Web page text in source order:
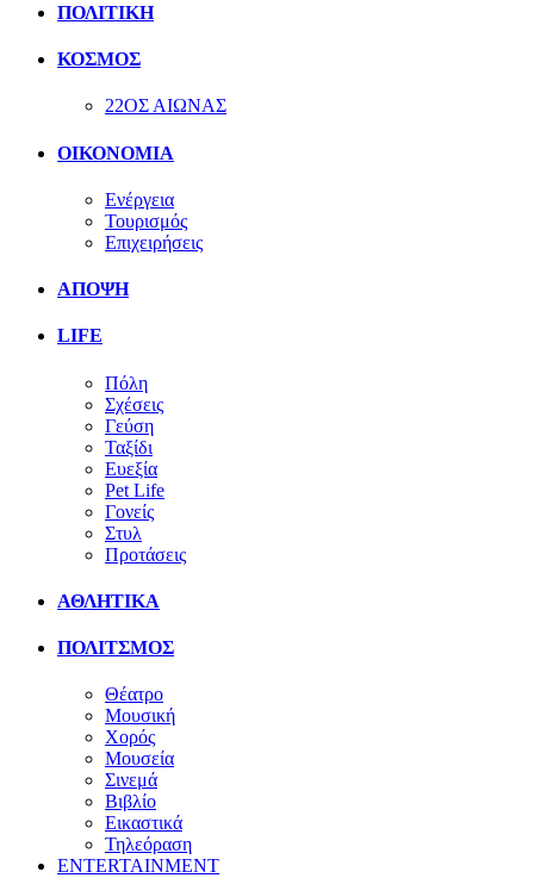
ΠΟΛΙΤΙΚΗ
ΚΟΣΜΟΣ
22ΟΣ ΑΙΩΝΑΣ
ΟΙΚΟΝΟΜΙΑ
Ενέργεια
Τουρισμός
Επιχειρήσεις
ΑΠΟΨΗ
LIFE
Πόλη
Σχέσεις
Γεύση
Ταξίδι
Ευεξία
Pet Life
Γονείς
Στυλ
Προτάσεις
ΑΘΛΗΤΙΚΑ
ΠΟΛΙΤΣΜΟΣ
Θέατρο
Μουσική
Χορός
Μουσεία
Σινεμά
Βιβλίο
Εικαστικά
Τηλεόραση
ENTERTAINMENT